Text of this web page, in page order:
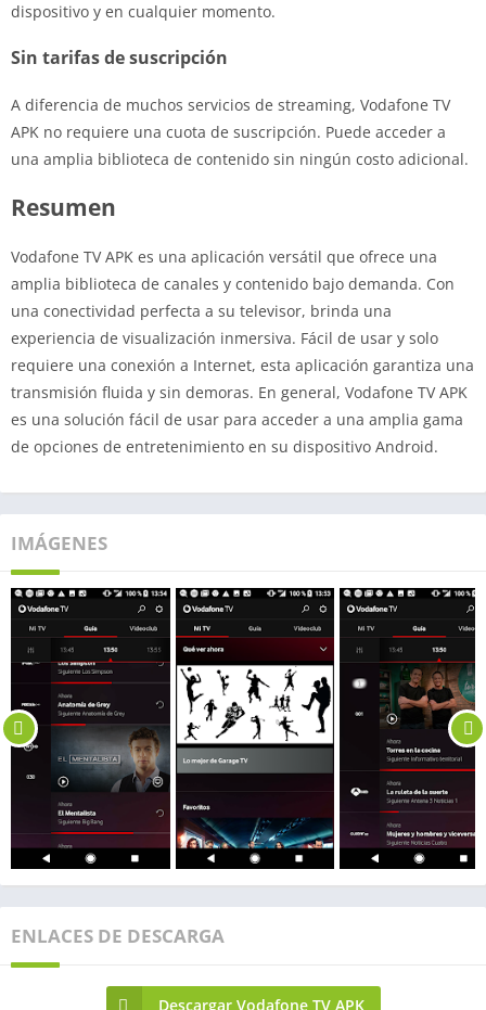
dispositivo y en cualquier momento.
Sin tarifas de suscripción
A diferencia de muchos servicios de streaming, Vodafone TV
APK no requiere una cuota de suscripción. Puede acceder a
una amplia biblioteca de contenido sin ningún costo adicional.
Resumen
Vodafone TV APK es una aplicación versátil que ofrece una
amplia biblioteca de canales y contenido bajo demanda. Con
una conectividad perfecta a su televisor, brinda una
experiencia de visualización inmersiva. Fácil de usar y solo
requiere una conexión a Internet, esta aplicación garantiza una
transmisión fluida y sin demoras. En general, Vodafone TV APK
es una solución fácil de usar para acceder a una amplia gama
de opciones de entretenimiento en su dispositivo Android.
IMÁGENES
ENLACES DE DESCARGA
Descargar Vodafone TV APK